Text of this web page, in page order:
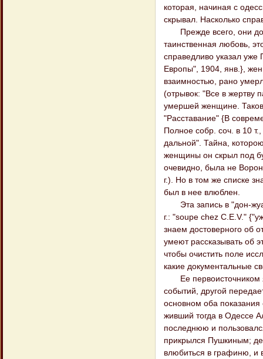
которая, начиная с
скрывал. Насколько
Прежде всего, они
таинственная любовь,
справедливо указал
Европы", 1904, янв.},
взаимностью, рано
(отрывок: "Все в жертву
умершей женщине.
"Расставание" {В
Полное собр. соч. в 10
дальной". Тайна,
женщины он скрыл под
очевидно, была не
г.). Но в том же списке
был в нее влюблен.
Эта запись в "дон-
г.: "soupe chez С.E.V."
знаем достоверного об
умеют рассказывать об
чтобы очистить поле
какие документальные
Ее первоисточником
событий, другой
основном оба показания
живший тогда в Одессе
последнюю и
прикрылся Пушкиным;
влюбиться в графиню, и